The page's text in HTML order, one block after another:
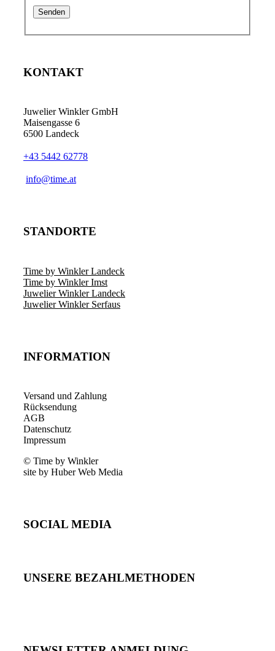
KONTAKT
Juwelier Winkler GmbH
Maisengasse 6
6500 Landeck
+43 5442 62778
info@time.at
STANDORTE
Time by Winkler Landeck
Time by Winkler Imst
Juwelier Winkler Landeck
Juwelier Winkler Serfaus
INFORMATION
Versand und Zahlung
Rücksendung
AGB
Datenschutz
Impressum
© Time by Winkler
site by Huber Web Media
SOCIAL MEDIA
UNSERE BEZAHLMETHODEN